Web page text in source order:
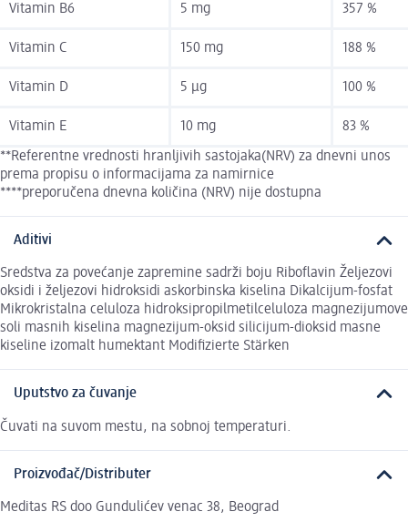
Vitamin B6 5 mg 357 %
Vitamin C 150 mg 188 %
Vitamin D 5 µg 100 %
Vitamin E 10 mg 83 %
**Referentne vrednosti hranljivih sastojaka(NRV) za dnevni unos
prema propisu o informacijama za namirnice
****preporučena dnevna količina (NRV) nije dostupna
Aditivi
Sredstva za povećanje zapremine sadrži boju Riboflavin Željezovi
oksidi i željezovi hidroksidi askorbinska kiselina Dikalcijum-fosfat
Mikrokristalna celuloza hidroksipropilmetilceluloza magnezijumove
soli masnih kiselina magnezijum-oksid silicijum-dioksid masne
kiseline izomalt humektant Modifizierte Stärken
Uputstvo za čuvanje
Čuvati na suvom mestu, na sobnoj temperaturi.
Proizvođač/Distributer
Meditas RS doo Gundulićev venac 38, Beograd